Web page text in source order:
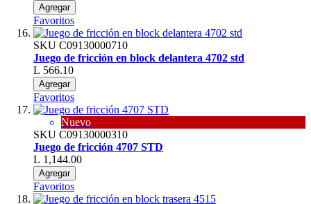
Agregar
Favoritos
SKU C09130000710
Juego de fricción en block delantera 4702 std
L 566.10
Agregar
Favoritos
Nuevo
SKU C09130000310
Juego de fricción 4707 STD
L 1,144.00
Agregar
Favoritos